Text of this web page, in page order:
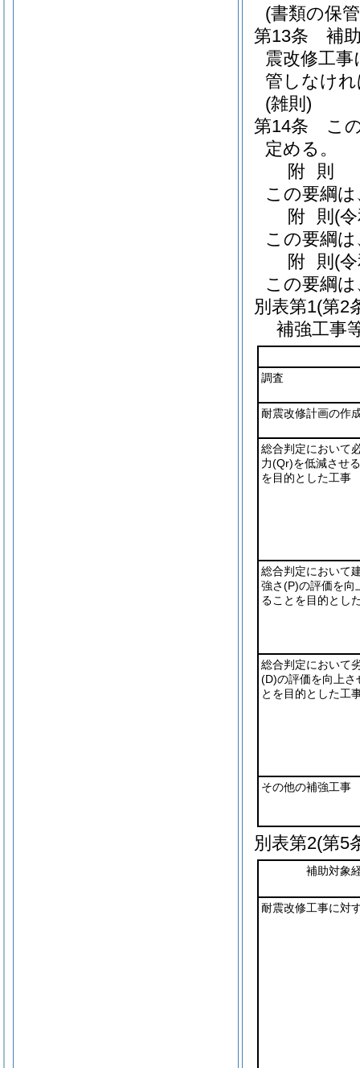
(書類の保
第13条
補
震改修工
管しなけ
(雑則)
第14条
こ
定める。
附 則
この要綱
附 則 (
この要綱
附 則 (
この要綱
別表第1(第2
補強工事
調査
耐震改修計画の作
総合判定において
力(Qr)を低減させ
を目的とした工事
総合判定において
強さ(P)の評価を向
ることを目的とし
総合判定において
(D)の評価を向上さ
とを目的とした工
その他の補強工事
別表第2(第5
補助対象
耐震改修工事に対